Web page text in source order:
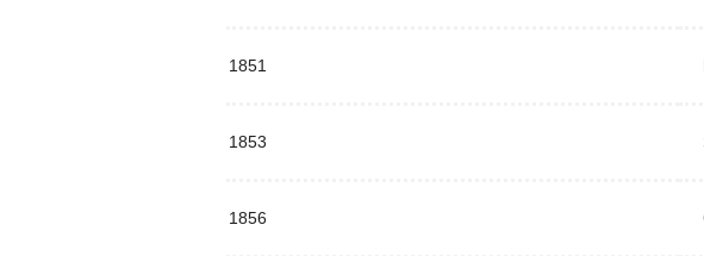
1851
1853
1856